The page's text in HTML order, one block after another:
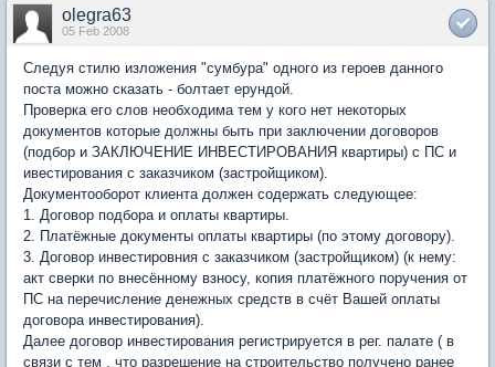
olegra63
05 Feb 2008
Следуя стилю изложения "сумбура" одного из героев данного
поста можно сказать - болтает ерундой.
Проверка его слов необходима тем у кого нет некоторых
документов которые должны быть при заключении договоров
(подбор и ЗАКЛЮЧЕНИЕ ИНВЕСТИРОВАНИЯ квартиры) с ПС и
ивестирования с заказчиком (застройщиком).
Документооборот клиента должен содержать следующее:
1. Договор подбора и оплаты квартиры.
2. Платёжные документы оплаты квартиры (по этому договору).
3. Договор инвестировния с заказчиком (застройщиком) (к нему:
акт сверки по внесённому взносу, копия платёжного поручения от
ПС на перечисление денежных средств в счёт Вашей оплаты
договора инвестирования).
Далее договор инвестирования регистрируется в рег. палате ( в
связи с тем , что разрешение на строительство получено ранее